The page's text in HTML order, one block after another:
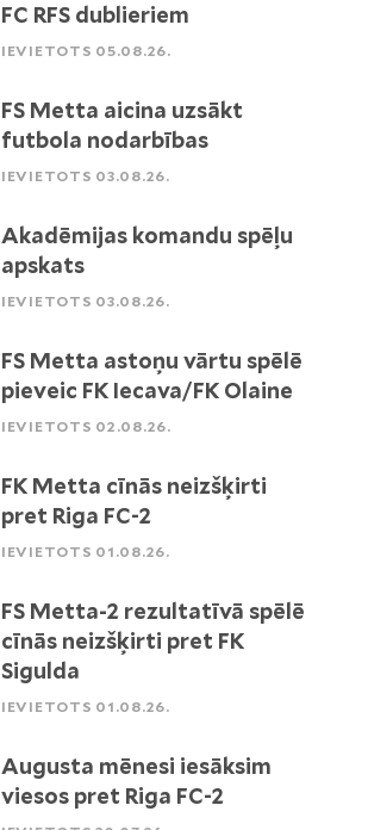
FC RFS dublieriem
IEVIETOTS 05.08.26.
FS Metta aicina uzsākt
futbola nodarbības
IEVIETOTS 03.08.26.
Akadēmijas komandu spēļu
apskats
IEVIETOTS 03.08.26.
FS Metta astoņu vārtu spēlē
pieveic FK Iecava/FK Olaine
IEVIETOTS 02.08.26.
FK Metta cīnās neizšķirti
pret Riga FC-2
IEVIETOTS 01.08.26.
FS Metta-2 rezultatīvā spēlē
cīnās neizšķirti pret FK
Sigulda
IEVIETOTS 01.08.26.
Augusta mēnesi iesāksim
viesos pret Riga FC-2